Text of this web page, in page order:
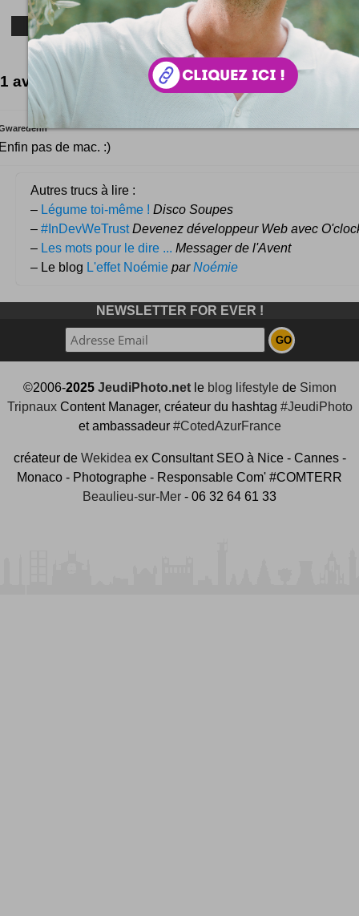
1 avis pour le moment
pas de mac. :)
Autres trucs à lire :
– Légume toi-même ! Disco Soupes
– #InDevWeTrust Devenez développeur Web avec
– Les mots pour le dire ... Messager de l'Avent
– Le blog L'effet Noémie parNoémie
NEWSLETTER FOR EVER !
©2006-2025 JeudiPhoto.netle blog lifestylede Simon
TripnauxContent Manager, créateur du hashtag #JeudiPhoto
et ambassadeur #CotedAzurFrance
créateur de Wekidea ex Consultant SEO à Nice - Cannes -
Monaco - Photographe - Responsable Com' #COMTERR
Beaulieu-sur-Mer - 06 32 64 61 33